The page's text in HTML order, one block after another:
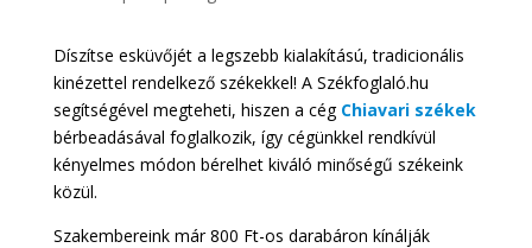
Díszítse esküvőjét a legszebb kialakítású, tradicionális
kinézettel rendelkező székekkel! A Székfoglaló.hu
segítségével megteheti, hiszen a cég Chiavari székek
bérbeadásával foglalkozik, így cégünkkel rendkívül
kényelmes módon bérelhet kiváló minőségű székeink
közül.
Szakembereink már 800 Ft-os darabáron kínálják